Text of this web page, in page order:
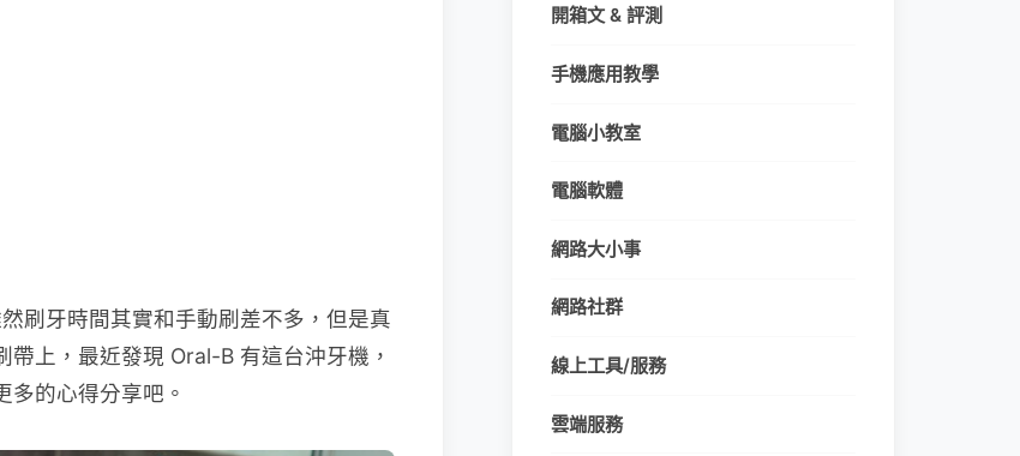
然刷牙時間其實和手動刷差不多，但是真
上，最近發現 Oral-B 有這台沖牙機，
多的心得分享吧。
開箱文 & 評測
手機應用教學
電腦小教室
電腦軟體
網路大小事
網路社群
線上工具/服務
雲端服務